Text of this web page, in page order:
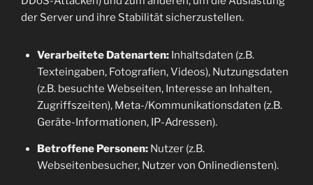
der Server und ihre Stabilität sicherzustellen.
Verarbeitete Datenarten:Inhaltsdaten (z.B.
Texteingaben, Fotografien, Videos), Nutzungsdaten
(z.B. besuchte Webseiten, Interesse an Inhalten,
Zugriffszeiten), Meta-/Kommunikationsdaten (z.B.
Geräte-Informationen, IP-Adressen).
Betroffene Personen:Nutzer (z.B.
Webseitenbesucher, Nutzer von Onlinediensten).